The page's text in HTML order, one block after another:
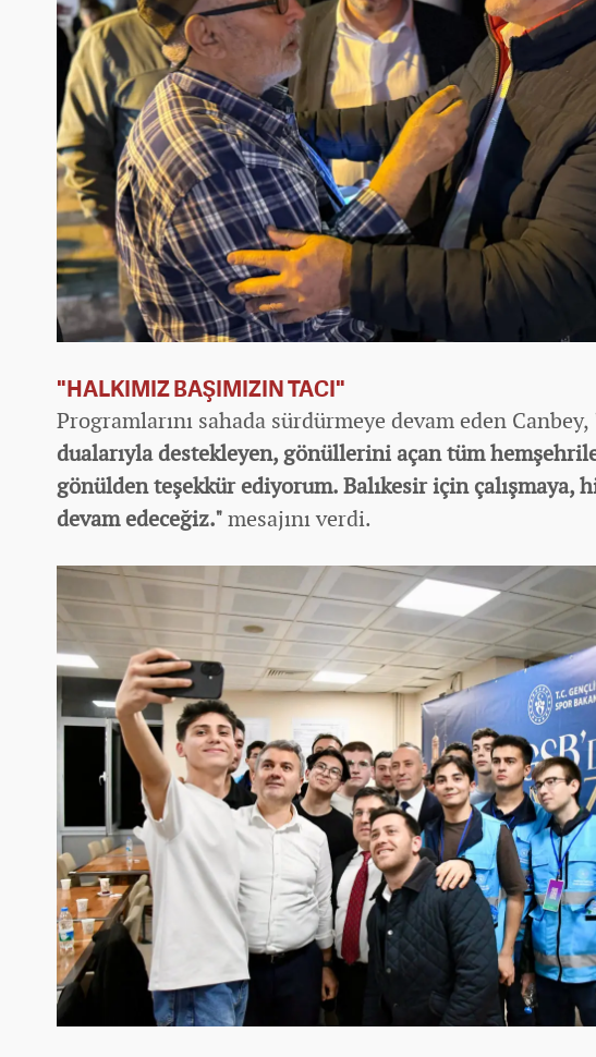
"HALKIMIZ BAŞIMIZIN TACI"
Programlarını sahada sürdürmeye devam eden Canbey,
dualarıyla destekleyen, gönüllerini açan tüm
gönülden teşekkür ediyorum. Balıkesir için çalışmaya,
devam edeceğiz."mesajını verdi.